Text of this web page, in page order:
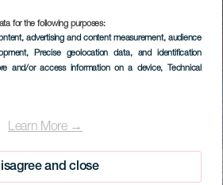
for the following purposes:
advertising and content measurement, audience
, Precise geolocation data, and identification
and/or access information on a device, Technical
Learn More →
and close